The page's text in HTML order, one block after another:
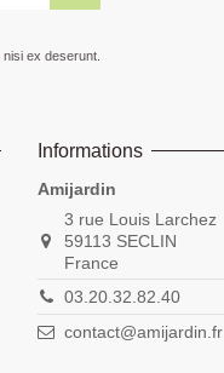
ex deserunt.
Informations
Amijardin
3 rue Louis Larchez
59113 SECLIN
France
03.20.32.82.40
contact@amijardin.fr